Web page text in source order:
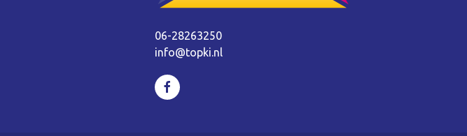
06-28263250
info@topki.nl